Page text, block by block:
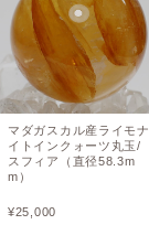
マダガスカル産ライモナ
イトインクォーツ丸玉/
スフィア（直径58.3m
m）
¥25,000